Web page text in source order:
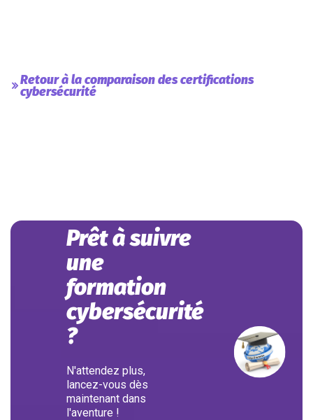
Retour à la comparaison des certifications
cybersécurité
Prêt à suivre
une
formation
cybersécurité
?
N'attendez plus,
lancez-vous dès
maintenant dans
l'aventure !